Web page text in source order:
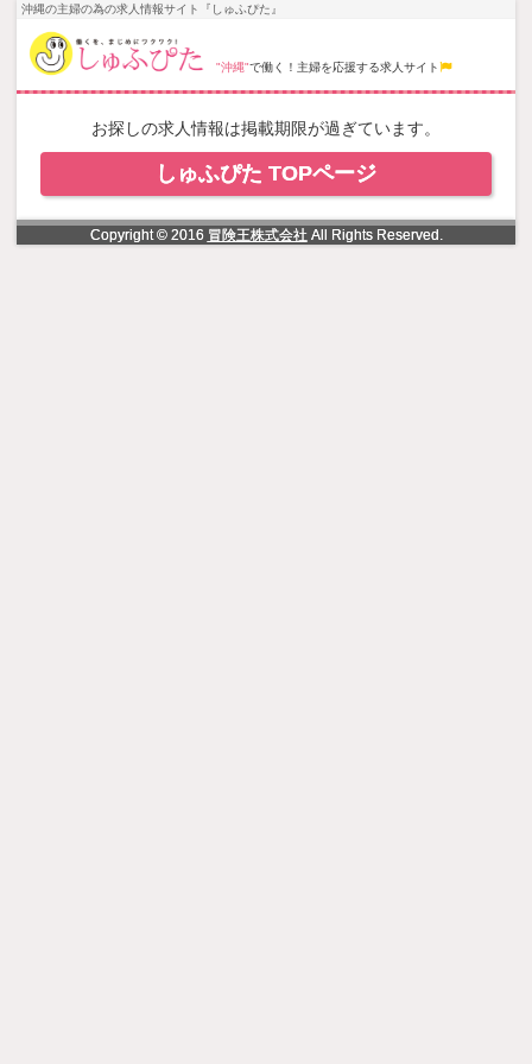
NowLoading
沖縄の主婦の為の求人情報サイト『しゅふぴた』
"沖縄"で働く！主婦を応援する求人サイト
お探しの求人情報は掲載期限が過ぎています。
しゅふぴた TOPページ
Copyright © 2016 冒険王株式会社All Rights Reserved.